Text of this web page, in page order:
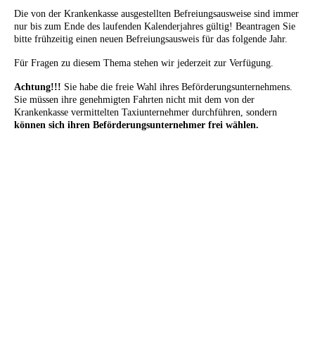
Die von der Krankenkasse ausgestellten Befreiungsausweise sind immer
nur bis zum Ende des laufenden Kalenderjahres gültig! Beantragen Sie
bitte frühzeitig einen neuen Befreiungsausweis für das folgende Jahr.
Für Fragen zu diesem Thema stehen wir jederzeit zur Verfügung.
Achtung!!! Sie habe die freie Wahl ihres Beförderungsunternehmens.
Sie müssen ihre genehmigten Fahrten nicht mit dem von der
Krankenkasse vermittelten Taxiunternehmer durchführen, sondern
können sich ihren Beförderungsunternehmer frei wählen.